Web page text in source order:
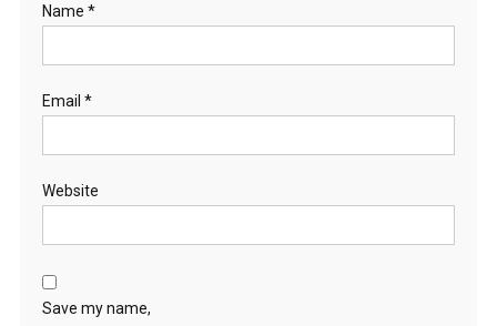
Name *
Email *
Website
Save my name,